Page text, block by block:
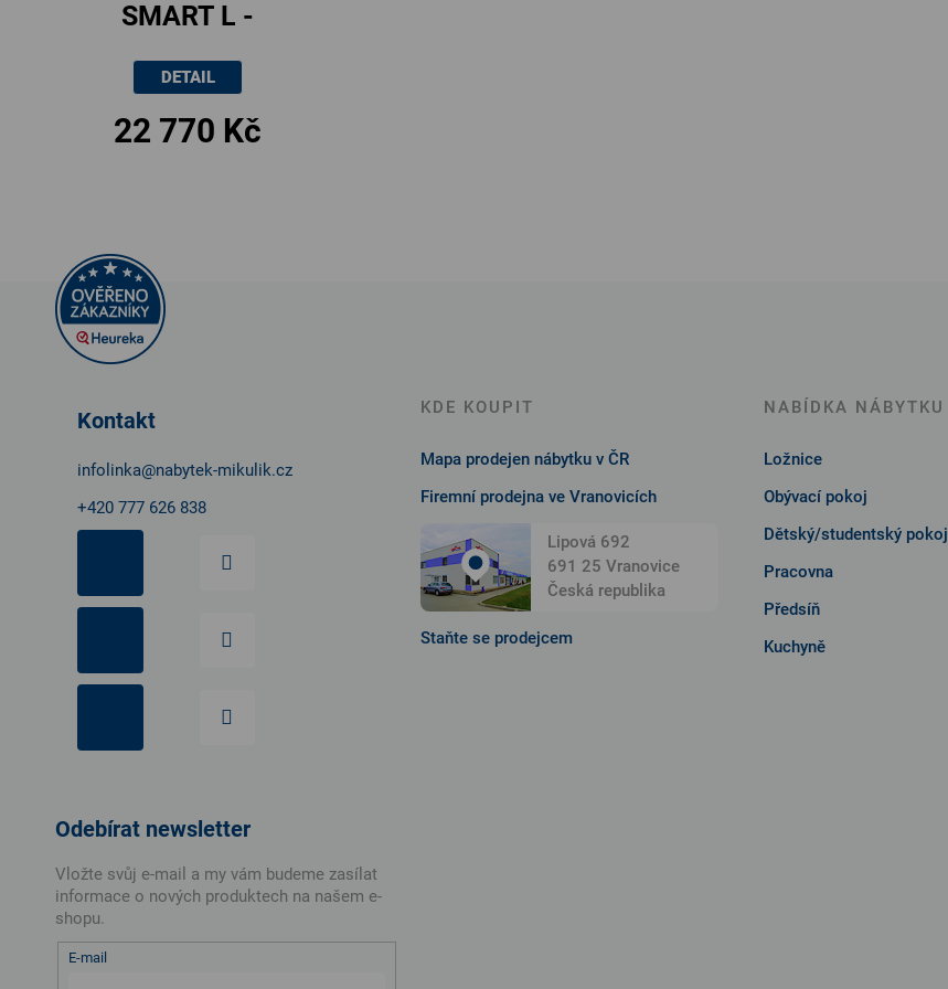
SMART L -
dvoulůžko s LED
páskem,
180x200cm
22 770 Kč
DETAIL
Kontakt
infolinka@nabytek-mikulik.cz
+420 777 626 838
KDE KOUPIT
Mapa prodejen nábytku v ČR
Firemní prodejna ve Vranovicích
Lipová 692
691 25 Vranovice
Česká republika
Staňte se prodejcem
NABÍDKA NÁBYTKU
Ložnice
Obývací pokoj
Dětský/studentský pokoj
Pracovna
Předsíň
Kuchyně
Odebírat newsletter
Vložte svůj e-mail a my vám budeme zasílat
informace o nových produktech na našem e-
shopu.
E-mail